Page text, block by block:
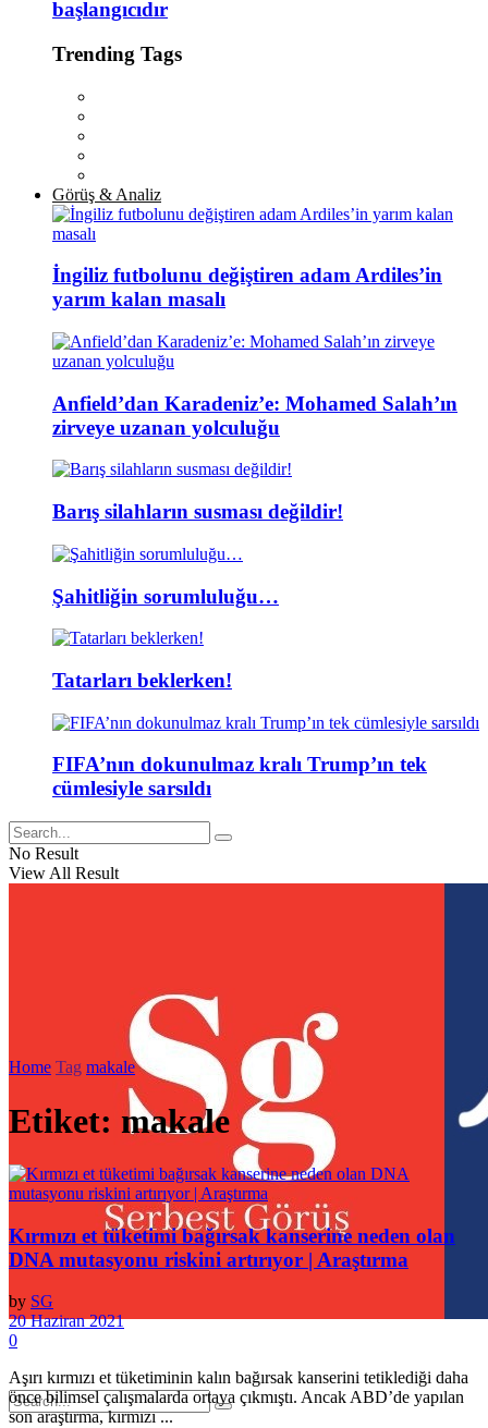
başlangıcıdır
Trending Tags
Görüş & Analiz
İngiliz futbolunu değiştiren adam Ardiles’in
yarım kalan masalı
Anfield’dan Karadeniz’e: Mohamed Salah’ın
zirveye uzanan yolculuğu
Barış silahların susması değildir!
Şahitliğin sorumluluğu…
Tatarları beklerken!
FIFA’nın dokunulmaz kralı Trump’ın tek
cümlesiyle sarsıldı
No Result
View All Result
Home Tag makale
Etiket: makale
Kırmızı et tüketimi bağırsak kanserine neden olan
DNA mutasyonu riskini artırıyor | Araştırma
by SG
20 Haziran 2021
0
Aşırı kırmızı et tüketiminin kalın bağırsak kanserini tetiklediği daha
önce bilimsel çalışmalarda ortaya çıkmıştı. Ancak ABD’de yapılan
son araştırma, kırmızı ...